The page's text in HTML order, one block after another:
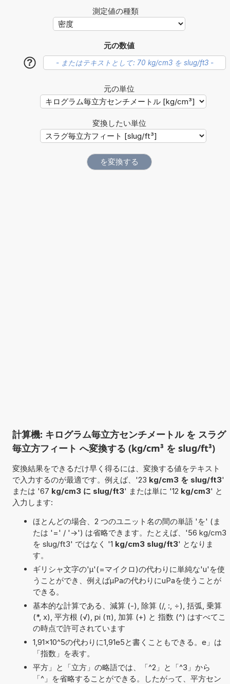
測定値の種類
元の数値
?
元の単位
変換したい単位
計算機: キログラム毎立方センチメートル を スラグ
毎立方フィート へ変換する (kg/cm³ を slug/ft³)
変換結果をできるだけ早く得るには、変換する値をテキスト
で入力するのが最適です。例えば、'23 kg/cm3 を slug/ft3'
または '67 kg/cm3 に slug/ft3' または単に '12 kg/cm3' と
入力します:
ほとんどの場合、2 つのユニット名の間の単語 'を' (ま
たは '=' / '->') は省略できます。たとえば、'56 kg/cm3
を slug/ft3' ではなく '1 kg/cm3 slug/ft3' となりま
す。
ギリシャ文字の'μ'(=マイクロ)の代わりに単純な'u'を使
うことができ、例えばµPaの代わりにuPaを使うことが
できる。
基本的な計算である、減算 (-), 除算 (/, :, ÷), 括弧, 乗算
(*, x), 平方根 (√), pi (π), 加算 (+) と 指数 (^) はすべてこ
の時点で許可されています
1,91×10^5の代わりに1,91e5と書くこともできる。e」は
「指数」を表す。
平方」と「立方」の略語では、「^2」と「^3」から
「^」を省略することができる。したがって、平方セン